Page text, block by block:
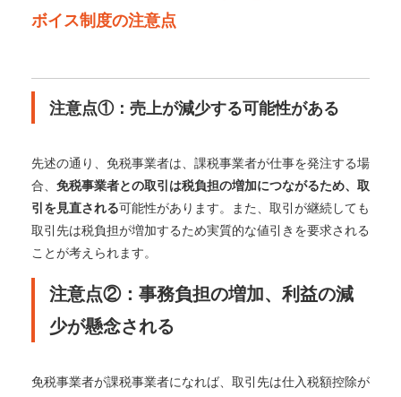
ボイス制度の注意点
注意点①：売上が減少する可能性がある
先述の通り、免税事業者は、課税事業者が仕事を発注する場
合、 免税事業者との取引は税負担の増加につながるため、取
引を見直される可能性があります。
また、取引が継続しても
取引先は税負担が増加するため実質的な値引きを要求される
ことが考えられます。
注意点②：事務負担の増加、利益の減
少が懸念される
免税事業者が課税事業者になれば、取引先は仕入税額控除が